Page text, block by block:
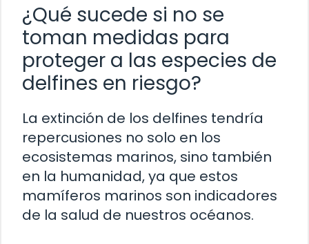
¿Qué sucede si no se
toman medidas para
proteger a las especies de
delfines en riesgo?
La extinción de los delfines tendría
repercusiones no solo en los
ecosistemas marinos, sino también
en la humanidad, ya que estos
mamíferos marinos son indicadores
de la salud de nuestros océanos.